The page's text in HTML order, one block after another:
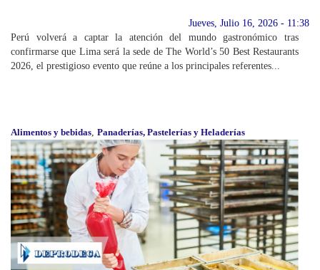
Jueves, Julio 16, 2026 - 11:38
Perú volverá a captar la atención del mundo gastronómico tras
confirmarse que Lima será la sede de The World’s 50 Best Restaurants
2026, el prestigioso evento que reúne a los principales referentes...
Alimentos y bebidas, Panaderías, Pastelerías y Heladerías